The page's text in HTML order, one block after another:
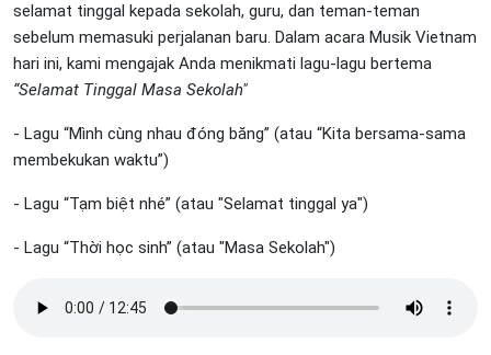
selamat tinggal kepada sekolah, guru, dan teman-teman
sebelum memasuki perjalanan baru. Dalam acara Musik Vietnam
hari ini, kami mengajak Anda menikmati lagu-lagu bertema
“Selamat Tinggal Masa Sekolah"
- Lagu “Mình cùng nhau đóng băng” (atau “Kita bersama-sama
membekukan waktu”)
- Lagu “Tạm biệt nhé” (atau "Selamat tinggal ya")
- Lagu “Thời học sinh” (atau "Masa Sekolah")